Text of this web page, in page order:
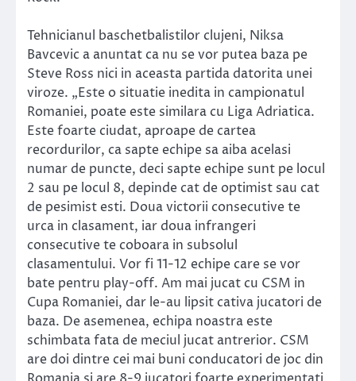
Tehnicianul baschetbalistilor clujeni, Niksa
Bavcevic a anuntat ca nu se vor putea baza pe
Steve Ross nici in aceasta partida datorita unei
viroze. „Este o situatie inedita in campionatul
Romaniei, poate este similara cu Liga Adriatica.
Este foarte ciudat, aproape de cartea
recordurilor, ca sapte echipe sa aiba acelasi
numar de puncte, deci sapte echipe sunt pe locul
2 sau pe locul 8, depinde cat de optimist sau cat
de pesimist esti. Doua victorii consecutive te
urca in clasament, iar doua infrangeri
consecutive te coboara in subsolul
clasamentului. Vor fi 11-12 echipe care se vor
bate pentru play-off. Am mai jucat cu CSM in
Cupa Romaniei, dar le-au lipsit cativa jucatori de
baza. De asemenea, echipa noastra este
schimbata fata de meciul jucat antrerior. CSM
are doi dintre cei mai buni conducatori de joc din